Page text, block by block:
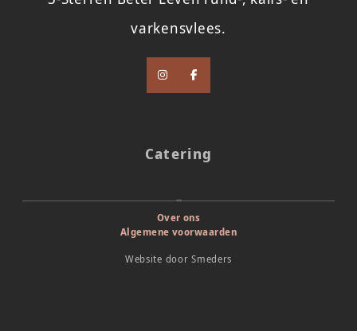
varkensvlees.
Catering
Over ons
Algemene voorwaarden
Website doorSmeders